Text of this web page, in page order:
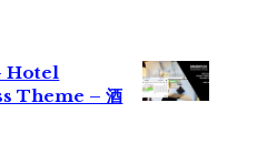
Hotel
Theme – 酒